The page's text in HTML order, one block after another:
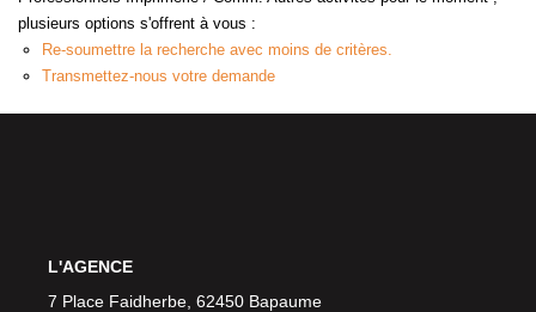
CONTACT
plusieurs options s'offrent à vous :
Re-soumettre la recherche avec moins de critères.
Transmettez-nous votre demande
L'AGENCE
7 Place Faidherbe, 62450 Bapaume